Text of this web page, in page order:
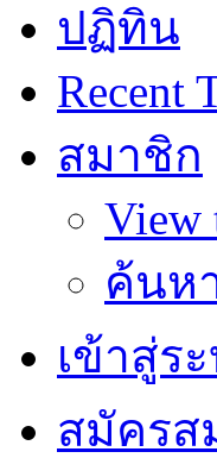
ปฏิทิน
Recent
สมาชิก
View
ค้นห
เข้าสู่ร
สมัครส